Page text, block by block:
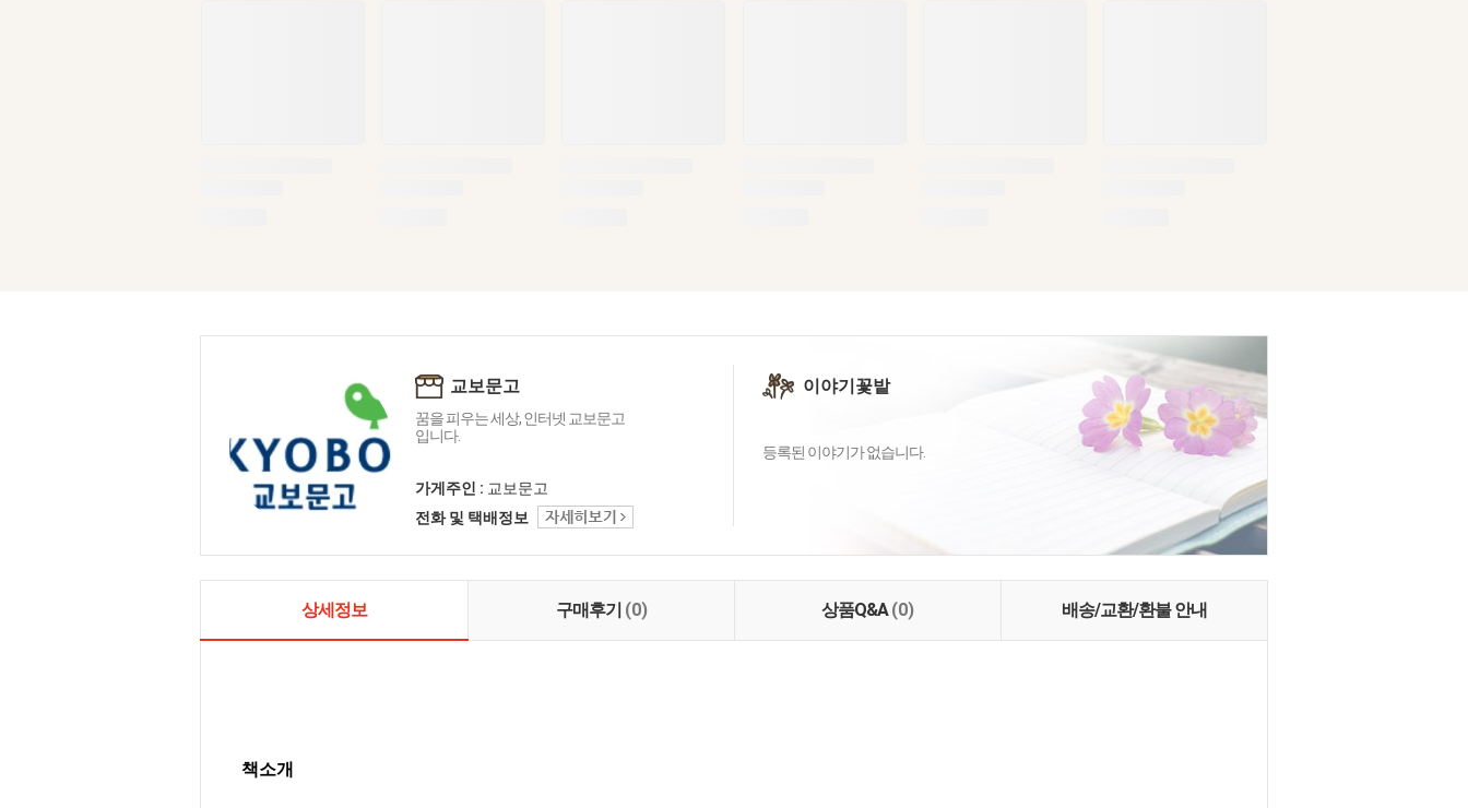
교보문고
꿈을 피우는 세상, 인터넷 교보문고
입니다.
가게주인 : 교보문고
전화 및 택배정보
이야기꽃밭
등록된 이야기가 없습니다.
상세정보 구매후기 (0) 상품Q&A(0) 배송/교환/환불 안내
책소개